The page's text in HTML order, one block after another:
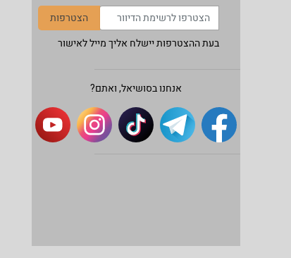
הצטרפות
בעת ההצטרפות יישלח אליך מייל לאישור
אנחנו בסושיאל, ואתם?